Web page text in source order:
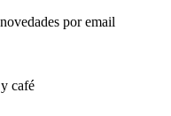
por email